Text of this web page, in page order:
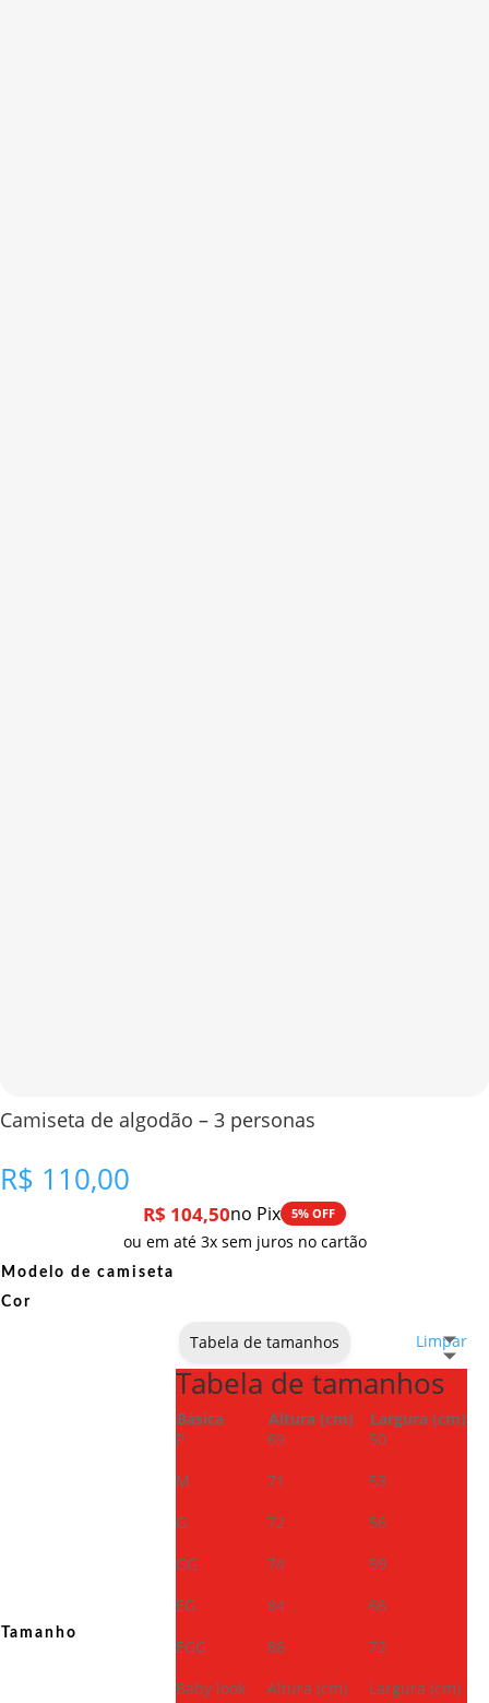
Camiseta de algodão – 3 personas
R$ 110,00
R$ 104,50no Pix 5% OFF
ou em até 3x sem juros no cartão
Modelo de camiseta
Cor
Tamanho
Limpar
Tabela de tamanhos
Tabela de tamanhos
Básica Altura (cm)
Largura (cm)
P
69
50
M
71
53
G
72
56
GG
74
59
EG
84
66
EGG
86
72
Baby look
Altura (cm)
Largura (cm)